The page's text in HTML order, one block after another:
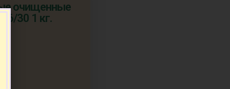
очищенные
30 1 кг.